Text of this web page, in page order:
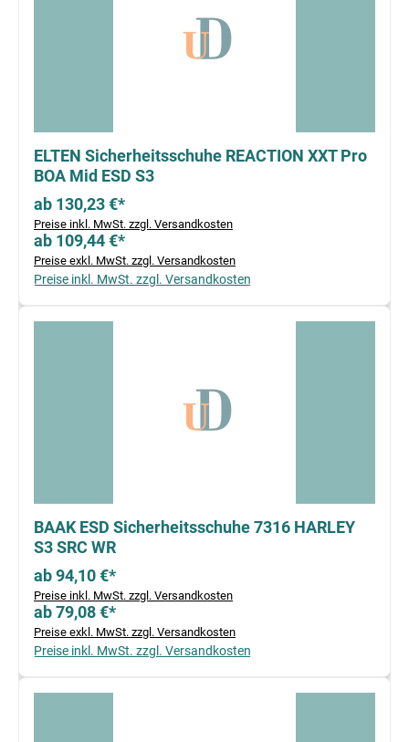
ELTEN Sicherheitsschuhe REACTION XXT Pro
BOA Mid ESD S3
ab 130,23 €*
Preise inkl. MwSt. zzgl. Versandkosten
ab 109,44 €*
Preise exkl. MwSt. zzgl. Versandkosten
Preise inkl. MwSt. zzgl. Versandkosten
BAAK ESD Sicherheitsschuhe 7316 HARLEY
S3 SRC WR
ab 94,10 €*
Preise inkl. MwSt. zzgl. Versandkosten
ab 79,08 €*
Preise exkl. MwSt. zzgl. Versandkosten
Preise inkl. MwSt. zzgl. Versandkosten